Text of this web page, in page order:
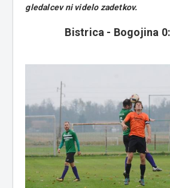
gledalcev ni videlo zadetkov.
Bistrica - Bogojina